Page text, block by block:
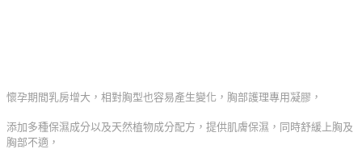
懷孕期間乳房增大，相對胸型也容易產生變化，胸部護理專用凝膠，
添加多種保濕成分以及天然植物成分配方，提供肌膚保濕，同時舒緩上胸及
胸部不適，